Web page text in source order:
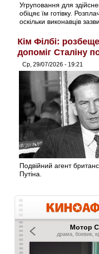
Угруповання для
обіцяє їм готівку.
оскільки виконавців
Кім Філбі:
допоміг Сталіну
Ср, 29/07/2026 - 19:21
Подвійний агент
Путіна.